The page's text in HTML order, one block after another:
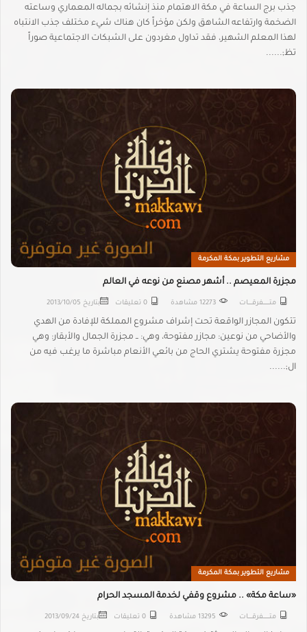
جذب برج الساعة في مكة الاهتمام منذ إنشائه بجماله المعماري وساعته
الضخمة وارتفاعه الشاهق ولكن مؤخراً كان هناك شيء مختلف جذب الانتباه
لهذا المعلم الشهير، فقد تداول مغردون على الشبكات الاجتماعية صوراً
تظ;......
مشاريع التطوير بمكة المكرمة
مجزرة المعيصم .. أشهر مصنع من نوعه في العالم
متـــــــــفرقــــــات 12273 مشاهدة 0 تعليقات بتاريخ 2013/10/05
تتكون المجازر الواقعة تحت إشراف مشروع المملكة للإفادة من الهدي
والأضاحي من نوعين: مجازر مفتوحة، وهي: ــ مجزرة الجمال والأبقار: وهي
مجزرة مفتوحة يشتري الحاج من بائعي الأنعام مباشرة ما يرغب فيه من
ال;......
مشاريع التطوير بمكة المكرمة
«ساعة مكة» .. مشروع وقفي لخدمة المسجد الحرام
متـــــــــفرقــــــات 13295 مشاهدة 0 تعليقات بتاريخ 2013/09/24